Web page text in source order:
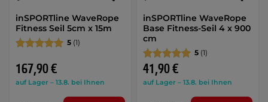
inSPORTline WaveRope
Fitness Seil 5cm x 15m
5 (1)
167,90 €
auf Lager – 13.8. bei Ihnen
inSPORTline WaveRope
Base Fitness-Seil 4 x 900
cm
5 (1)
41,90 €
auf Lager – 13.8. bei Ihnen